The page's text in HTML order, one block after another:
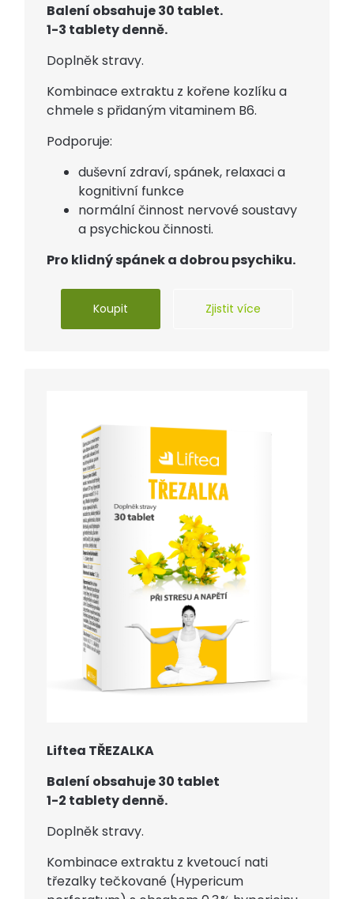
Balení obsahuje 30 tablet.
1-3 tablety denně.
Doplněk stravy.
Kombinace extraktu z kořene kozlíku a
chmele s přidaným vitaminem B6.
Podporuje:
duševní zdraví, spánek, relaxaci a
kognitivní funkce
normální činnost nervové soustavy
a psychickou činnosti.
Pro klidný spánek a dobrou psychiku.
Koupit Zjistit více
Liftea TŘEZALKA
Balení obsahuje 30 tablet
1-2 tablety denně.
Doplněk stravy.
Kombinace extraktu z kvetoucí nati
třezalky tečkované (Hypericum